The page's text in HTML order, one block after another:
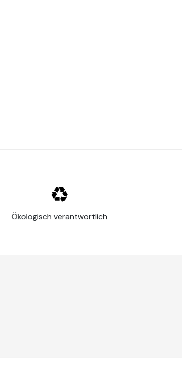
Ökologisch verantwortlich